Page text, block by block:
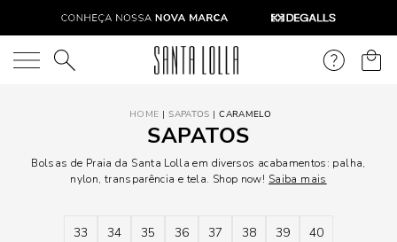
O que você está procurando?
SAPATOS CARAMELO
SAPATOS
Bolsas de Praia da Santa Lolla em diversos acabamentos: palha,
nylon, transparência e tela. Shop now! Saiba mais
33 34 35 36 37 38 39 40